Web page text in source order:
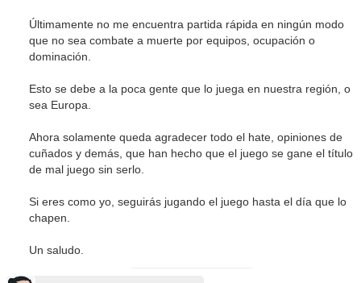
Últimamente no me encuentra partida rápida en ningún modo
que no sea combate a muerte por equipos, ocupación o
dominación.
Esto se debe a la poca gente que lo juega en nuestra región, o
sea Europa.
Ahora solamente queda agradecer todo el hate, opiniones de
cuñados y demás, que han hecho que el juego se gane el título
de mal juego sin serlo.
Si eres como yo, seguirás jugando el juego hasta el día que lo
chapen.
Un saludo.